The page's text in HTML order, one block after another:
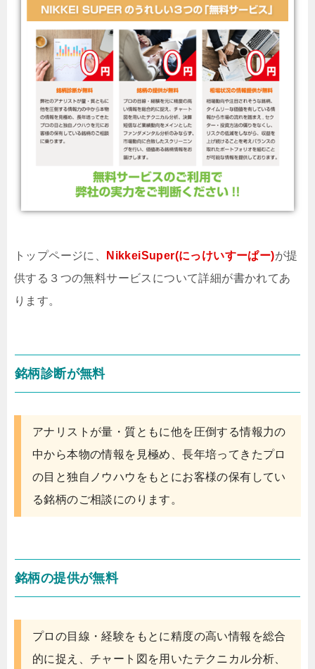
トップページに、 NikkeiSuper(にっけいすーぱー)が提
供する３つの無料サービスについて詳細が書かれてあ
ります。
銘柄診断が無料
アナリストが量・質ともに他を圧倒する情報力の
中から本物の情報を見極め、長年培ってきたプロ
の目と独自ノウハウをもとにお客様の保有してい
る銘柄のご相談にのります。
銘柄の提供が無料
プロの目線・経験をもとに精度の高い情報を総合
的に捉え、チャート図を用いたテクニカル分析、